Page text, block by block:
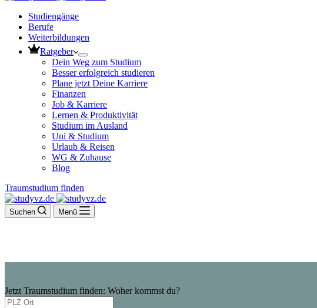
Studiengänge
Berufe
Weiterbildungen
Ratgeber
Dein Weg zum Studium
Besser erfolgreich studieren
Plane jetzt Deine Karriere
Finanzen
Job & Karriere
Lernen & Produktivität
Studium im Ausland
Uni & Studium
Urlaub & Reisen
WG & Zuhause
Blog
Traumstudium finden
Suchen Menü
Jetzt Traumstudium finden: Woher kommst du?